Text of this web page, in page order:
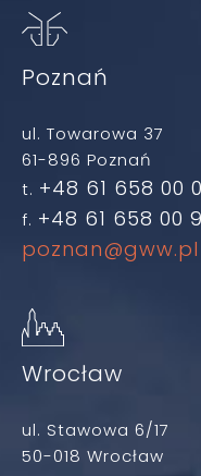
Poznań
ul. Towarowa 37
61-896 Poznań
t. +48 61 658 00
f. +48 61 658 00
poznan@gww.pl
Wrocław
ul. Stawowa 6/17
50-018 Wrocław